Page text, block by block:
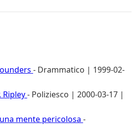
- Drammatico | 1999-02-
Ripley- Poliziesco | 2000-03-17 |
mente pericolosa -